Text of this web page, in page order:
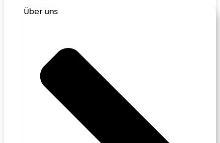
Über uns